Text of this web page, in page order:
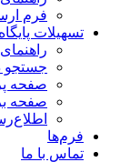
فرم
تسهیلات پایگاه
جستجو در
صفحه
صفحه
فرم‌ها
تماس با ما